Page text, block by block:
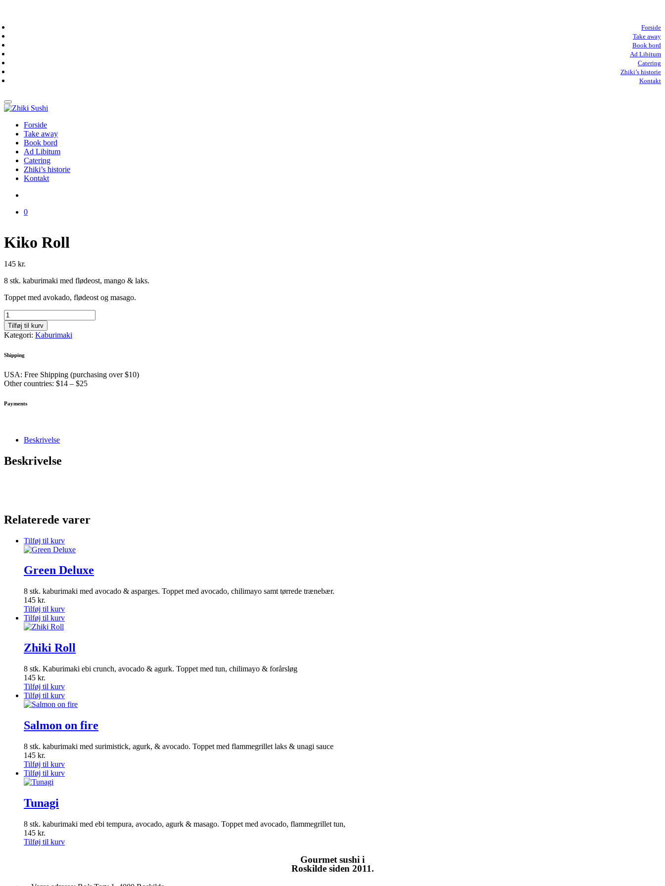
Forside
Take away
Book bord
Ad Libitum
Catering
Zhiki’s historie
Kontakt
Forside
Take away
Book bord
Ad Libitum
Catering
Zhiki’s historie
Kontakt
0
Kiko Roll
145 kr.
8 stk. kaburimaki med flødeost, mango & laks.
Toppet med avokado, flødeost og masago.
Kiko
Roll
antal
Tilføj til kurv
Kategori: Kaburimaki
Shipping
USA: Free Shipping (purchasing over $10)
Other countries: $14 – $25
Payments
Beskrivelse
Beskrivelse
Relaterede varer
Tilføj til kurv
Green Deluxe
8 stk. kaburimaki med avocado & asparges. Toppet med avocado, chilimayo samt tørrede trænebær.
145 kr.
Tilføj til kurv
Tilføj til kurv
Zhiki Roll
8 stk. Kaburimaki ebi crunch, avocado & agurk. Toppet med tun, chilimayo & forårsløg
145 kr.
Tilføj til kurv
Tilføj til kurv
Salmon on fire
8 stk. kaburimaki med surimistick, agurk, & avocado. Toppet med flammegrillet laks & unagi sauce
145 kr.
Tilføj til kurv
Tilføj til kurv
Tunagi
8 stk. kaburimaki med ebi tempura, avocado, agurk & masago. Toppet med avocado, flammegrillet tun,
145 kr.
Tilføj til kurv
Gourmetsushi i
Roskilde siden 2011.